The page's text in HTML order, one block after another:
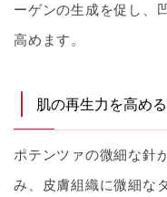
ーゲンの生成を促し、
高めます。
肌の再生力を高め
ポテンツァの微細な針
み、皮膚組織に微細な